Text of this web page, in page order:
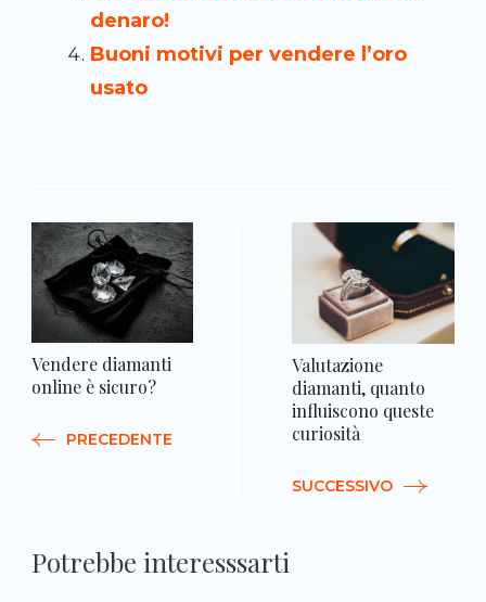
denaro!
Buoni motivi per vendere l’oro
usato
Vendere diamanti
online è sicuro?
PRECEDENTE
Valutazione
diamanti, quanto
influiscono queste
curiosità
SUCCESSIVO
Potrebbe interesssarti